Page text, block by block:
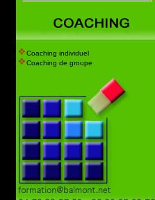
Coaching individuel
Coaching de groupe